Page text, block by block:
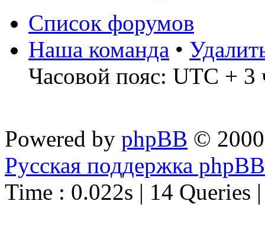
Список форумов
Наша команда •
Часовой пояс: UTC + 3
Powered by phpBB ©
Русская поддержка phpBB
Time : 0.022s | 14 Queries